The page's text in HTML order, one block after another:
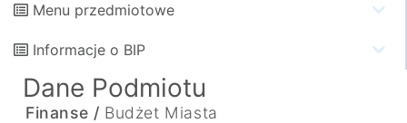
Menu przedmiotowe
Informacje o BIP
Dane Podmiotu
Finanse / Budżet Miasta